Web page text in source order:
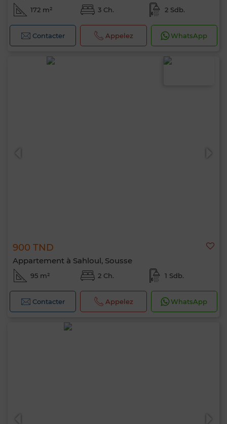
172 m² 3 Ch. 2 Sdb.
Contacter Appelez WhatsApp
900 TND
Appartement à Sahloul, Sousse
95 m² 2 Ch. 1 Sdb.
Contacter Appelez WhatsApp